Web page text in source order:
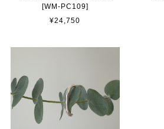
[WM-PC109]
¥24,750